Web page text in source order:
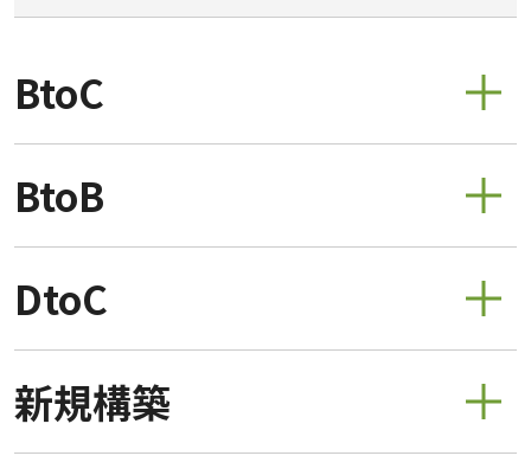
BtoC
BtoB
DtoC
新規構築